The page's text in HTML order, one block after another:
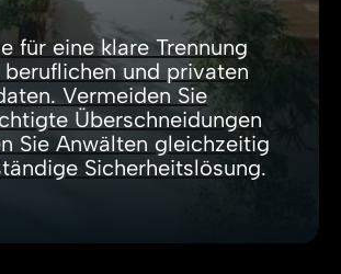
für eine klare Trennung
beruflichen und privaten
Vermeiden Sie
Überschneidungen
Sie Anwälten gleichzeitig
Sicherheitslösung.